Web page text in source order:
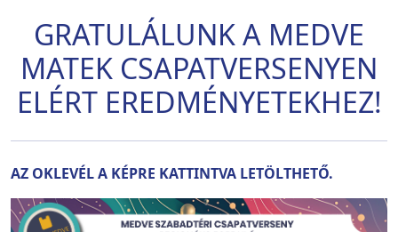
GRATULÁLUNK A MEDVE
MATEK CSAPATVERSENYEN
ELÉRT EREDMÉNYETEKHEZ!
AZ OKLEVÉL A KÉPRE KATTINTVA LETÖLTHETŐ.